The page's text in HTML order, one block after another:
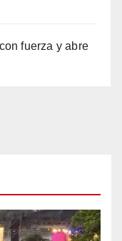
fuerza y abre